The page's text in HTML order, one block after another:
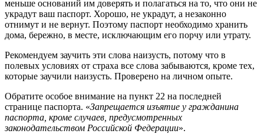
меньше оснований им доверять и полагаться на то, что они не
украдут ваш паспорт. Хорошо, не украдут, а незаконно
отнимут и не вернут. Поэтому паспорт необходимо хранить
дома, бережно, в месте, исключающим его порчу или утрату.
Рекомендуем заучить эти слова наизусть, потому что в
полевых условиях от страха все слова забываются, кроме тех,
которые заучили наизусть. Проверено на личном опыте.
Обратите особое внимание на пункт 22 на последней
странице паспорта. «Запрещается изъятие у гражданина
паспорта, кроме случаев, предусмотренных
законодательством Российской Федерации».